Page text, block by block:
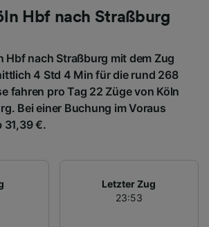
Hbf nach Straßburg
Hbf nach Straßburg mit dem Zug
4 Std 4 Min für die rund 268
fahren pro Tag 22 Züge von Köln
Bei einer Buchung im Voraus
31,39 €.
Letzter Zug
23:53